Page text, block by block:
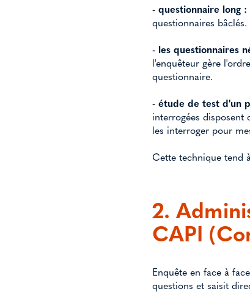
- questionnaire long :
questionnaires bâclés.
- les questionnaires
l'enquêteur gère
questionnaire.
- étude de test d'un
interrogées disposent
les interroger pour
Cette technique tend
2.
CAPI
Enquête en face à
questions et saisit